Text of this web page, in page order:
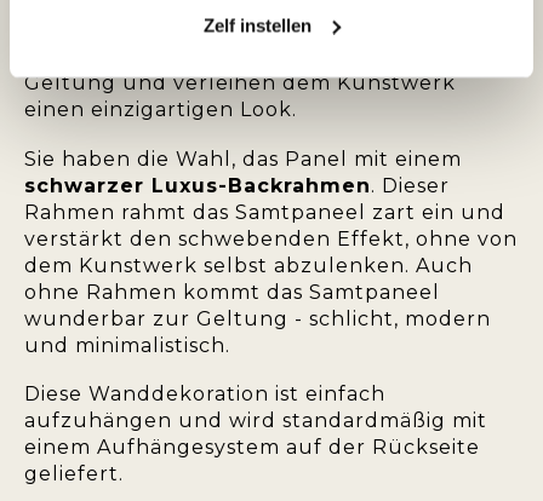
Zelf instellen
Hotelinterieurs. Die Farben kommen auf dem
Geltung und verleihen dem Kunstwerk
einen einzigartigen Look.
Sie haben die Wahl, das Panel mit einem
schwarzer Luxus-Backrahmen. Dieser
Rahmen rahmt das Samtpaneel zart ein und
verstärkt den schwebenden Effekt, ohne von
dem Kunstwerk selbst abzulenken. Auch
ohne Rahmen kommt das Samtpaneel
wunderbar zur Geltung - schlicht, modern
und minimalistisch.
Diese Wanddekoration ist einfach
aufzuhängen und wird standardmäßig mit
einem Aufhängesystem auf der Rückseite
geliefert.